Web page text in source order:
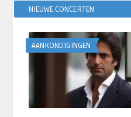
NIEUWE CONCERTEN
AANKONDIGINGEN